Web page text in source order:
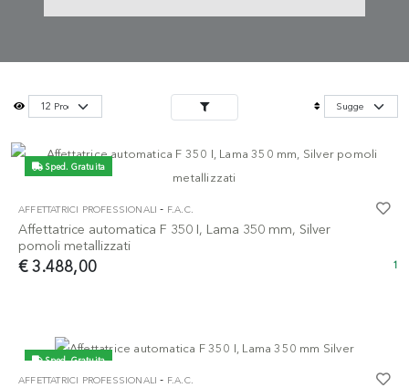
Sped. Gratuita
AFFETTATRICI PROFESSIONALI - F.A.C.
Affettatrice automatica F 350 I, Lama 350 mm, Silver
pomoli metallizzati
€ 3.488,00 1
Sped. Gratuita
AFFETTATRICI PROFESSIONALI - F.A.C.